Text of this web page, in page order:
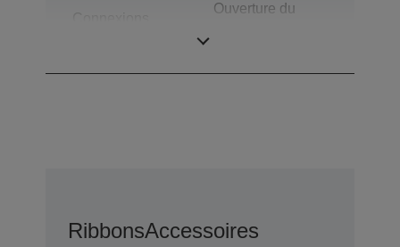
Ouverture du
RibbonsAccessoires